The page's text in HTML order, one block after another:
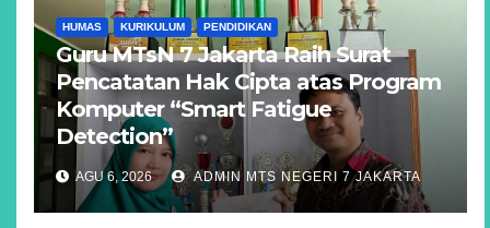
HUMAS KURIKULUM PENDIDIKAN
Guru MTsN 7 Jakarta Raih Surat
Pencatatan Hak Cipta atas Program
Komputer “Smart Fatigue
Detection”
AGU 6, 2026 ADMIN MTS NEGERI 7 JAKARTA